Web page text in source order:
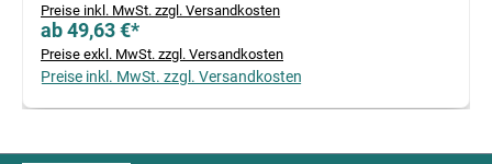
Preise inkl. MwSt. zzgl. Versandkosten
ab 49,63 €*
Preise exkl. MwSt. zzgl. Versandkosten
Preise inkl. MwSt. zzgl. Versandkosten